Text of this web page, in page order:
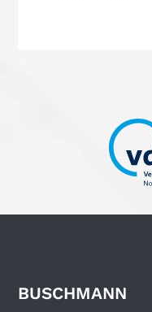
BUSCHMANN